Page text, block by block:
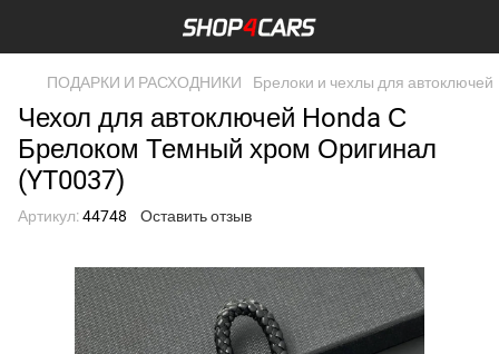
ПОДАРКИ И РАСХОДНИКИ Брелоки и чехлы для автоключей
Чехол для автоключей Honda С
Брелоком Темный хром Оригинал
(YT0037)
Артикул:44748 Оставить отзыв